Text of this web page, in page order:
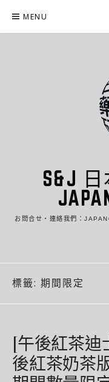
content
MENU
S&J
お問合せ・連絡我們：
標籤: 期間限定
[午後紅茶迪
後紅茶奶茶